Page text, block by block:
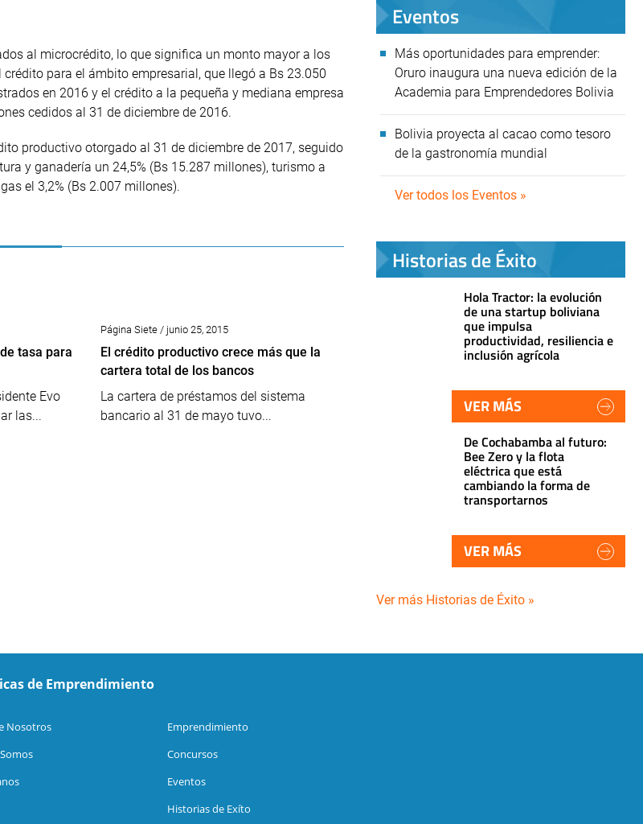
al microcrédito, lo que significa un monto mayor a los
para el ámbito empresarial, que llegó a Bs 23.050
en 2016 y el crédito a la pequeña y mediana empresa
cedidos al 31 de diciembre de 2016.
productivo otorgado al 31 de diciembre de 2017, seguido
y ganadería un 24,5% (Bs 15.287 millones), turismo a
el 3,2% (Bs 2.007 millones).
tasa para
Evo
las...
Página Siete / junio 25, 2015
El crédito productivo crece más que la
cartera total de los bancos
La cartera de préstamos del sistema
bancario al 31 de mayo tuvo...
Eventos
Más oportunidades para emprender:
Oruro inaugura una nueva edición de la
Academia para Emprendedores Bolivia
Bolivia proyecta al cacao como tesoro
de la gastronomía mundial
Ver todos los Eventos »
Historias de Éxito
Hola Tractor: la evolución
de una startup boliviana
que impulsa
productividad, resiliencia e
inclusión agrícola
VER MÁS
De Cochabamba al futuro:
Bee Zero y la flota
eléctrica que está
cambiando la forma de
transportarnos
VER MÁS
Ver más Historias de Éxito »
de Emprendimiento
Nosotros
Emprendimiento
Concursos
Eventos
Historias de Exíto